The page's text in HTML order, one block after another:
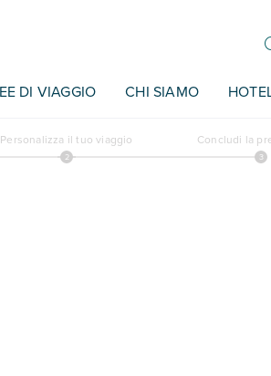
DI VIAGGIO CHI SIAMO
Personalizza il tuo viaggio Concludi la